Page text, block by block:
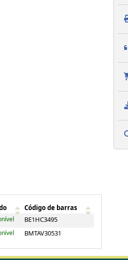
Código de barras
BE1HC3495
BMTAV30531